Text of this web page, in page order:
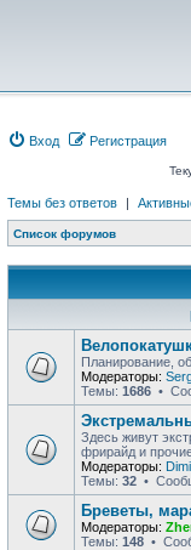
Вход Регистрация
Темы без ответов |
Список форумов
Планирование,
Модераторы:
Темы: 1686 •
Здесь живут
фрирайд и
Модераторы:
Темы: 32 •
Бреветы,
Модераторы:
Темы: 148 •